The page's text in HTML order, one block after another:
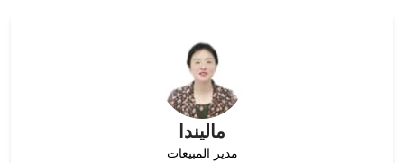
ماليندا
مدير المبيعات